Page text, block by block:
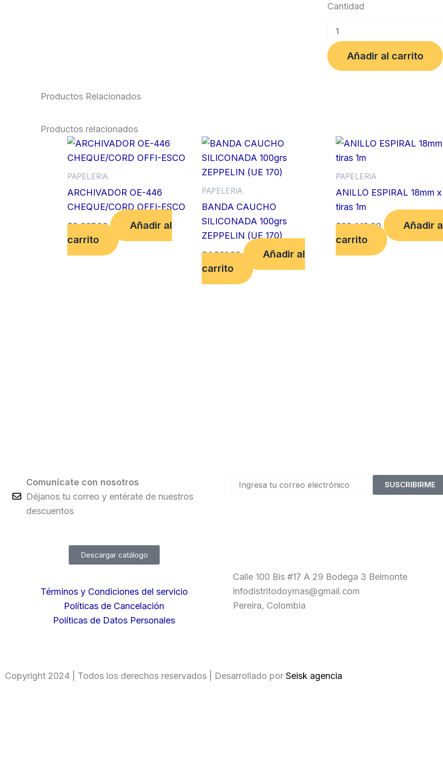
Cantidad
BLANCA
X
UNIDAD
Añadir al carrito
Productos Relacionados
Productos relacionados
PAPELERIA
ARCHIVADOR OE-446
CHEQUE/CORD OFFI-ESCO
$8,837.00
Añadir al
carrito
PAPELERIA
BANDA CAUCHO
SILICONADA 100grs
ZEPPELIN (UE 170)
$4,821.00
Añadir al
carrito
PAPELERIA
ANILLO ESPIRAL 18mm
tiras 1m
$36,443.00
Añadir
carrito
Comunícate con nosotros
Déjanos tu correo y entérate de nuestros
descuentos
SUSCRIBIRME
Descargar catálogo
Términos y Condiciones del servicio
Políticas de Cancelación
Políticas de Datos Personales
Calle 100 Bis #17 A 29 Bodega 3 Belmonte
infodistritodoymas@gmail.com
Pereira, Colombia
Copyright 2024 | Todos los derechos reservados | Desarrollado por Seisk agencia